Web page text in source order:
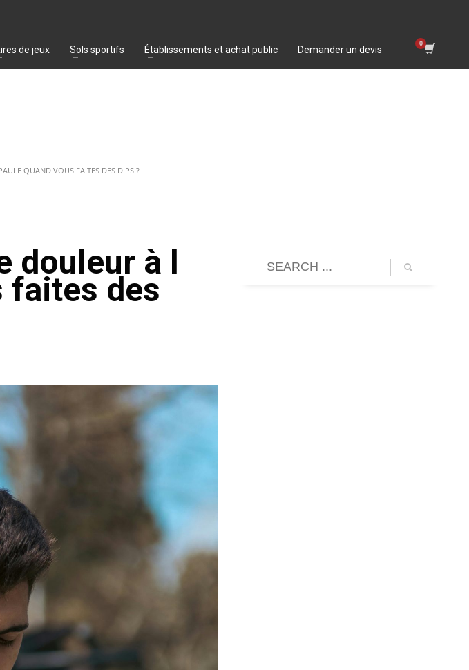
de jeux Sols sportifs Établissements et achat public Demander un devis
QUAND VOUS FAITES DES DIPS ?
douleur à l
faites des